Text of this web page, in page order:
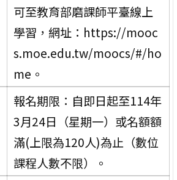
可至教育部磨課師平臺線上
學習，網址：https://mooc
s.moe.edu.tw/moocs/#/ho
me。
報名期限：自即日起至114年
3月24日（星期一）或名額額
滿(上限為120人)為止（數位
課程人數不限）。